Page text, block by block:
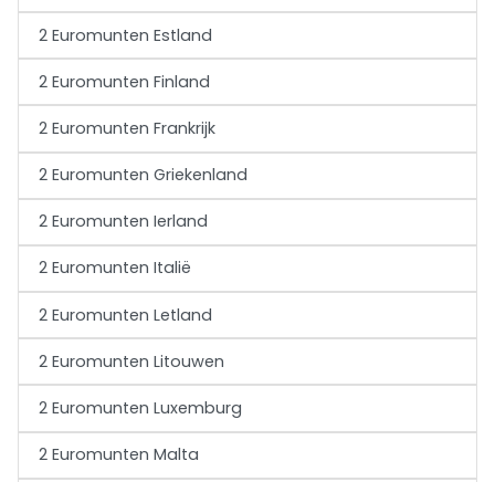
2 Euromunten Estland
2 Euromunten Finland
2 Euromunten Frankrijk
2 Euromunten Griekenland
2 Euromunten Ierland
2 Euromunten Italië
2 Euromunten Letland
2 Euromunten Litouwen
2 Euromunten Luxemburg
2 Euromunten Malta